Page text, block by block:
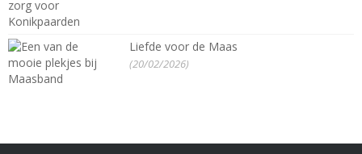
Liefde voor de Maas
(20/02/2026)